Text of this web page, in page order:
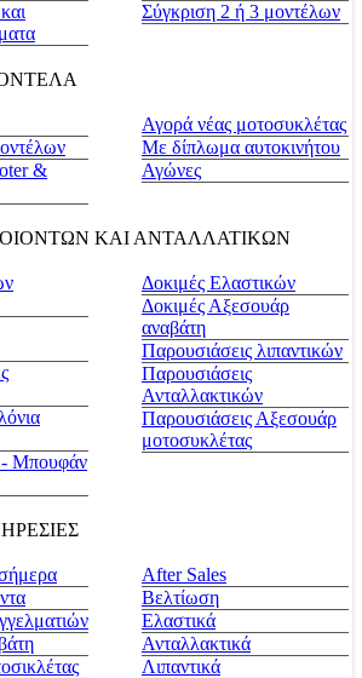
Σύγκριση 2 ή 3 μοντέλων
&
Αγορά νέας μοτοσυκλέτας
Με δίπλωμα αυτοκινήτου
Αγώνες
ΚΑΙ ΑΝΤΑΛΛΑΤΙΚΩΝ
- Μπουφάν
Δοκιμές Ελαστικών
Δοκιμές Αξεσουάρ
αναβάτη
Παρουσιάσεις λιπαντικών
Παρουσιάσεις
Ανταλλακτικών
Παρουσιάσεις Αξεσουάρ
μοτοσυκλέτας
Αfter Sales
Βελτίωση
Ελαστικά
Ανταλλακτικά
Λιπαντικά